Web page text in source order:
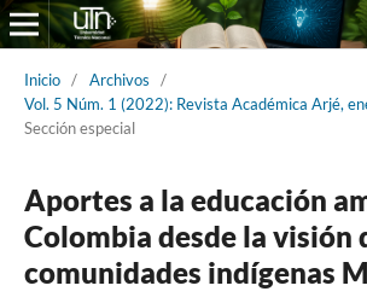
Inicio / Archivos
/
Vol. 5 Núm. 1 (2022): Revista Académica Arjé,
Sección especial
Aportes a la educación
Colombia desde la visión
comunidades indígenas